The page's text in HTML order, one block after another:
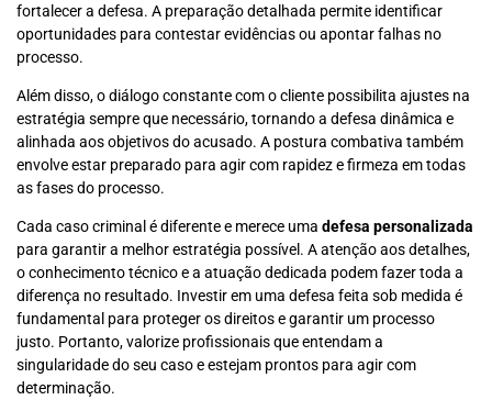
fortalecer a defesa. A preparação detalhada permite identificar
oportunidades para contestar evidências ou apontar falhas no
processo.
Além disso, o diálogo constante com o cliente possibilita ajustes na
estratégia sempre que necessário, tornando a defesa dinâmica e
alinhada aos objetivos do acusado. A postura combativa também
envolve estar preparado para agir com rapidez e firmeza em todas
as fases do processo.
Cada caso criminal é diferente e merece uma defesa personalizada
para garantir a melhor estratégia possível. A atenção aos detalhes,
o conhecimento técnico e a atuação dedicada podem fazer toda a
diferença no resultado. Investir em uma defesa feita sob medida é
fundamental para proteger os direitos e garantir um processo
justo. Portanto, valorize profissionais que entendam a
singularidade do seu caso e estejam prontos para agir com
determinação.